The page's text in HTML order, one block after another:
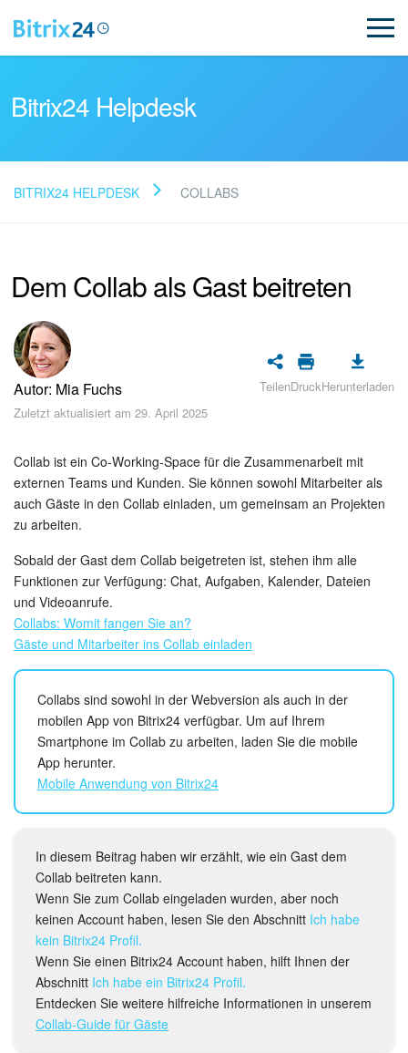
Neues in Bitrix24
Bitrix24 Support
Registrierung und Autorisierung
Sicherheit
Womit fangen Sie an?
Feed
Abonnement
Aufgaben und Projekte
Messenger
Projektgruppen
Kalender
Drive
Webmail
CRM
Buchung
KI in Bitrix24
Bitrix24 Helpdesk
BITRIX24 HELPDESK COLLABS
Dem Collab als Gast beitreten
Autor: Mia Fuchs
Zuletzt aktualisiert am 29. April 2025
TeilenDruckHerunterladen
Collab ist ein Co-Working-Space für die Zusammenarbeit mit
externen Teams und Kunden. Sie können sowohl Mitarbeiter als
auch Gäste in den Collab einladen, um gemeinsam an Projekten
zu arbeiten.
Sobald der Gast dem Collab beigetreten ist, stehen ihm alle
Funktionen zur Verfügung: Chat, Aufgaben, Kalender, Dateien
und Videoanrufe.
Collabs: Womit fangen Sie an?
Gäste und Mitarbeiter ins Collab einladen
Collabs sind sowohl in der Webversion als auch in der
mobilen App von Bitrix24 verfügbar. Um auf Ihrem
Smartphone im Collab zu arbeiten, laden Sie die mobile
App herunter.
Mobile Anwendung von Bitrix24
In diesem Beitrag haben wir erzählt, wie ein Gast dem
Collab beitreten kann.
Wenn Sie zum Collab eingeladen wurden, aber noch
keinen Account haben, lesen Sie den Abschnitt Ich habe
kein Bitrix24 Profil.
Wenn Sie einen Bitrix24 Account haben, hilft Ihnen der
Abschnitt Ich habe ein Bitrix24 Profil.
Entdecken Sie weitere hilfreiche Informationen in unserem
Collab-Guide für Gäste